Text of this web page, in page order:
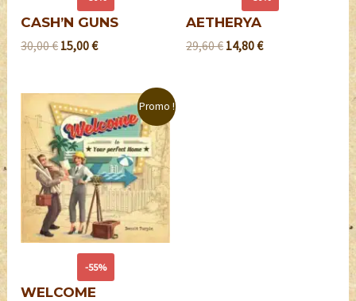
CASH’N GUNS
30,00€ 15,00€
AETHERYA
29,60€ 14,80€
Promo !
-55%
WELCOME